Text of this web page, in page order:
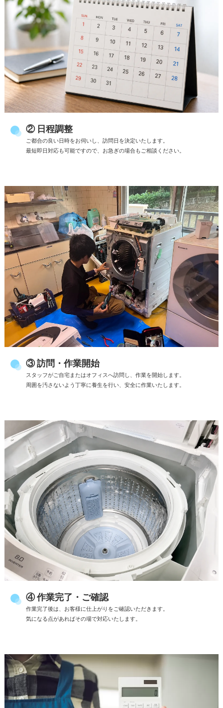
② 日程調整
ご都合の良い日時をお伺いし、訪問日を決定いたします。
最短即日対応も可能ですので、お急ぎの場合もご相談ください。
③ 訪問・作業開始
スタッフがご自宅またはオフィスへ訪問し、作業を開始します。
周囲を汚さないよう丁寧に養生を行い、安全に作業いたします。
④ 作業完了・ご確認
作業完了後は、お客様に仕上がりをご確認いただきます。
気になる点があればその場で対応いたします。